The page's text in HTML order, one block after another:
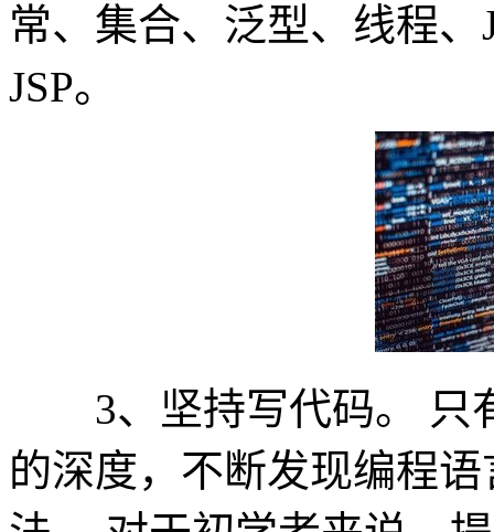
常、集合、泛型、线程
JSP。
3、坚持写代码。 只
的深度，不断发现编程